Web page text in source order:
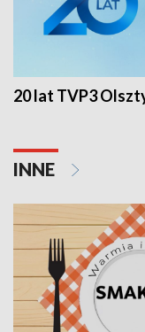
20 lat TVP3
INNE